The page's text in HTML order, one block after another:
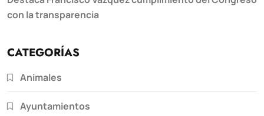
con la transparencia
CATEGORÍAS
Animales
Ayuntamientos